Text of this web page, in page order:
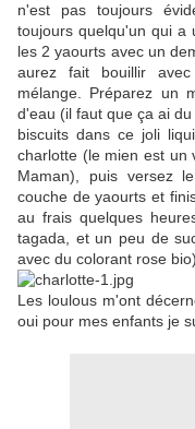
n'est pas toujours
toujours quelqu'un qui a
les 2 yaourts avec un
aurez fait bouillir
mélange. Préparez un
d'eau (il faut que ça ai
biscuits dans ce joli
charlotte (le mien est un
Maman), puis versez
couche de yaourts et
au frais quelques
tagada, et un peu de
avec du colorant rose bio).
Les loulous m'ont
oui pour mes enfants je